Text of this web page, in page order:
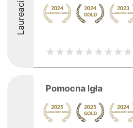
Laureaci
Pomocna Igła